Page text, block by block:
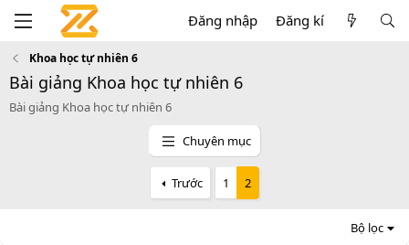
Đăng nhập Đăng kí
Khoa học tự nhiên 6
Bài giảng Khoa học tự nhiên 6
Bài giảng Khoa học tự nhiên 6
Chuyên mục
Trước 1 2
Bộ lọc